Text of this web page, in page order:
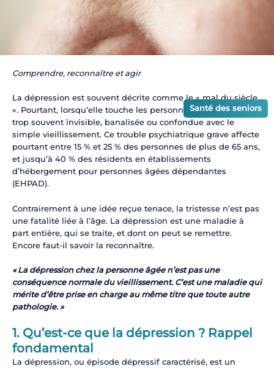
Santé des seniors
Comprendre, reconnaître et agir
La dépression est souvent décrite comme le « mal du siècle
». Pourtant, lorsqu’elle touche les personnes âgées, elle reste
trop souvent invisible, banalisée ou confondue avec le
simple vieillissement. Ce trouble psychiatrique grave affecte
pourtant entre 15 % et 25 % des personnes de plus de 65 ans,
et jusqu’à 40 % des résidents en établissements
d’hébergement pour personnes âgées dépendantes
(EHPAD).
Contrairement à une idée reçue tenace, la tristesse n’est pas
une fatalité liée à l’âge. La dépression est une maladie à
part entière, qui se traite, et dont on peut se remettre.
Encore faut-il savoir la reconnaître.
« La dépression chez la personne âgée n’est pas une
conséquence normale du vieillissement. C’est une maladie qui
mérite d’être prise en charge au même titre que toute autre
pathologie. »
1. Qu’est-ce que la dépression ? Rappel
fondamental
La dépression, ou épisode dépressif caractérisé, est un